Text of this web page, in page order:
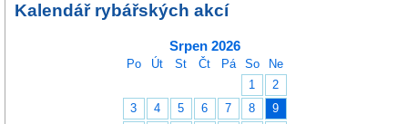
Kalendář rybářských akcí
Srpen 2026
Po Út St Čt Pá So
Ne
1
2
3
4 5 6 7 8
9